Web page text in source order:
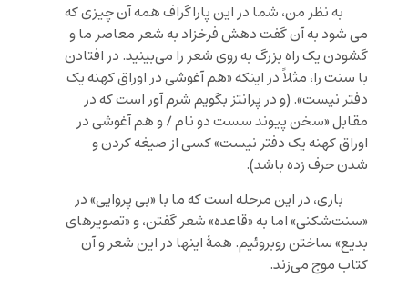
به نظر من، شما در این پاراگراف همه آن چیزی که
می شود به آن گفت دهش فرخزاد به شعر معاصر ما و
گشودن یک راه بزرگ به روی شعر را می‌بینید. در افتادن
با سنت را، مثلاً در اینکه «هم آغوشی در اوراق کهنه یک
دفتر نیست». (و در پرانتز بگویم شرم آور است که در
مقابل «سخن پیوند سست دو نام / و هم آغوشی در
اوراق کهنه یک دفتر نیست» کسی از صیغه کردن و
شدن حرف زده باشد).
باری، در این مرحله است که ما با «بی پروایی» در
«سنت‌شکنی» اما به «قاعده» شعر گفتن، و «تصویرهای
بدیع» ساختن روبروئیم. همۀ اینها در این شعر و آن
کتاب موج می‌زند.